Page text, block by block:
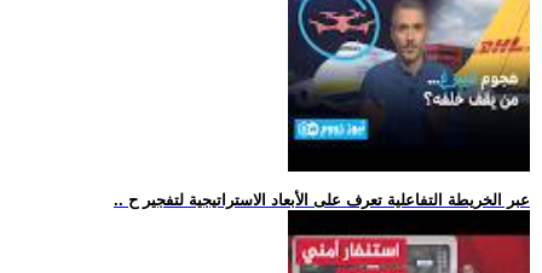
.. عبر الخريطة التفاعلية تعرف على الأبعاد الاستراتيجية لتفجير ح